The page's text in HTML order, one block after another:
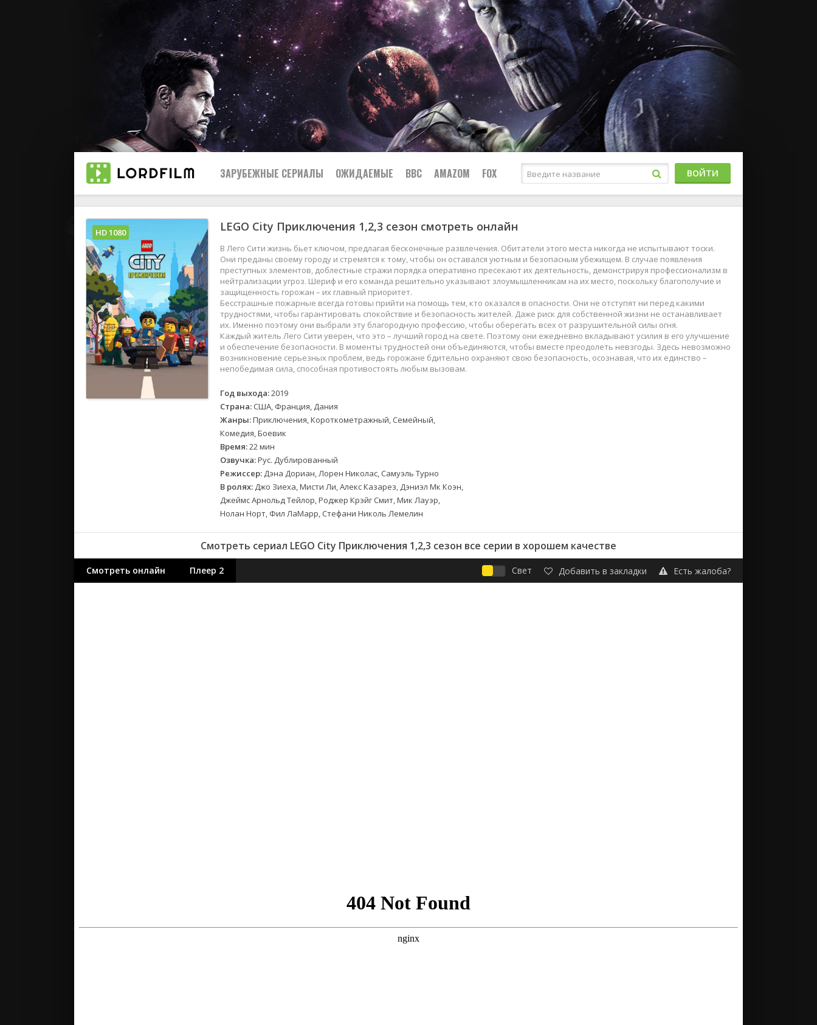
ЗАРУБЕЖНЫЕ СЕРИАЛЫ
Все
2019
2018
2017
Великобритания
Испания
Германия
Корея Южная
Индия
Франция
Боевики
Приключения
Детективы
Драмы
Исторические
Криминальные
Мелодрамы
Триллеры
Ужасы
Документальные
Военные
Семейные
Вестерны
Фэнтези
Netflix
HBO
ОЖИДАЕМЫЕ BBC AMAZOM FOX ВОЙТИ
LEGO City Приключения 1,2,3 сезон смотреть онлайн
В Лего Сити жизнь бьет ключом, предлагая бесконечные развлечения. Обитатели этого места никогда не испытывают тоски.
Они преданы своему городу и стремятся к тому, чтобы он оставался уютным и безопасным убежищем. В случае появления
преступных элементов, доблестные стражи порядка оперативно пресекают их деятельность, демонстрируя профессионализм в
нейтрализации угроз. Шериф и его команда решительно указывают злоумышленникам на их место, поскольку благополучие и
защищенность горожан – их главный приоритет.
Бесстрашные пожарные всегда готовы прийти на помощь тем, кто оказался в опасности. Они не отступят ни перед какими
трудностями, чтобы гарантировать спокойствие и безопасность жителей. Даже риск для собственной жизни не останавливает
их. Именно поэтому они выбрали эту благородную профессию, чтобы оберегать всех от разрушительной силы огня.
Каждый житель Лего Сити уверен, что это – лучший город на свете. Поэтому они ежедневно вкладывают усилия в его улучшение
и обеспечение безопасности. В моменты трудностей они объединяются, чтобы вместе преодолеть невзгоды. Здесь невозможно
возникновение серьезных проблем, ведь горожане бдительно охраняют свою безопасность, осознавая, что их единство –
непобедимая сила, способная противостоять любым вызовам.
Год выхода:2019
Страна: США, Франция, Дания
Жанры:Приключения, Короткометражный, Семейный,
Комедия, Боевик
Время:22 мин
Озвучка:Рус. Дублированный
Режиссер: Дэна Дориан, Лорен Николас, Самуэль Турно
В ролях: Джо Зиеха, Мисти Ли, Алекс Казарез, Дэниэл Мк Коэн,
Джеймс Арнольд Тейлор, Роджер Крэйг Смит, Мик Лауэр,
Нолан Норт, Фил ЛаМарр, Стефани Николь Лемелин
HD 1080
Смотреть сериал LEGO City Приключения 1,2,3 сезон все серии в хорошем качестве
Смотреть онлайн Плеер 2 Свет Добавить в закладки Есть жалоба?